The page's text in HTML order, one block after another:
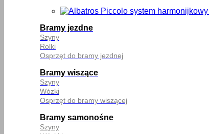
Bramy jezdne
Szyny
Rolki
Osprzęt do bramy jezdnej
Bramy wiszące
Szyny
Wózki
Osprzęt do bramy wiszącej
Bramy samonośne
Szyny